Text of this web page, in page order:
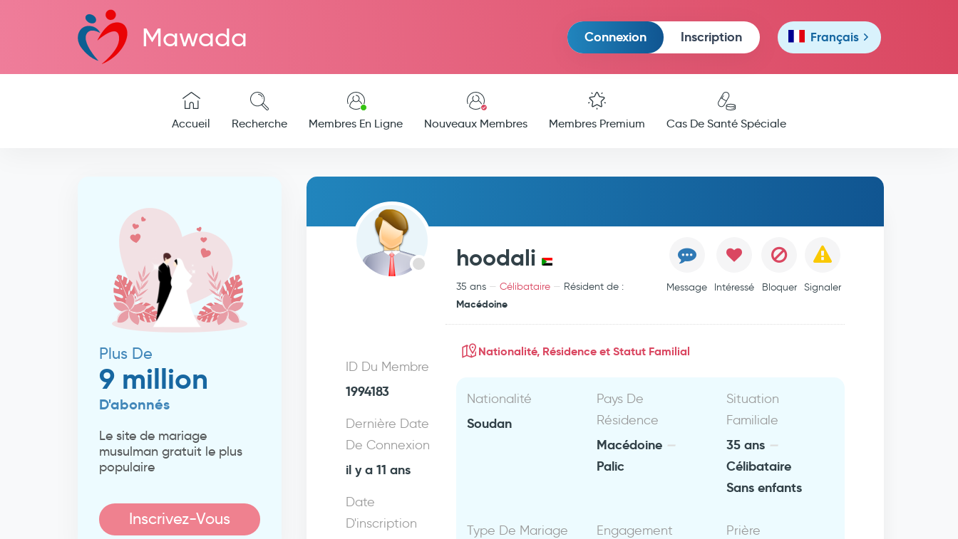
Mawada Connexion Inscription Français
Accueil Recherche Membres En Ligne Nouveaux Membres Membres Premium Cas De Santé Spéciale
Plus De
9 million
D'abonnés
Le site de mariage
musulman gratuit le plus
populaire
Inscrivez-Vous
hoodali
35 ans Célibataire Résident de :
Macédoine
Message Intéressé Bloquer Signaler
ID Du Membre
1994183
Dernière Date
De Connexion
il y a 11 ans
Date
D'inscription
Nationalité, Résidence et Statut Familial
Nationalité
Soudan
Pays De
Résidence
Macédoine
Palic
Situation
Familiale
35 ans
Célibataire
Sans enfants
Type De Mariage
Engagement
Prière